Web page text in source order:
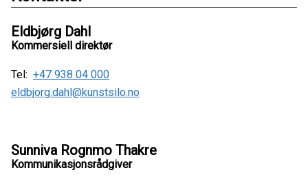
Eldbjørg Dahl
Kommersiell direktør
Tel: +47 938 04 000
eldbjorg.dahl@kunstsilo.no
Sunniva Rognmo Thakre
Kommunikasjonsrådgiver